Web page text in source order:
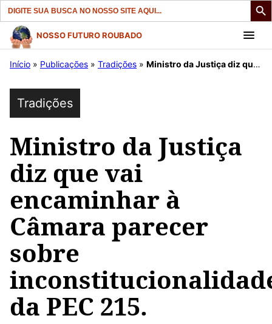
Search
for:
Pular
para
conteúdo
NOSSO FUTURO ROUBADO
Início » Publicações » Tradições » Ministro da Justiça diz que vai encaminhar à Câmara parecer sobre inconstitucionalidade da PEC 215.
Tradições
Ministro da Justiça
diz que vai
encaminhar à
Câmara parecer
sobre
da PEC 215.